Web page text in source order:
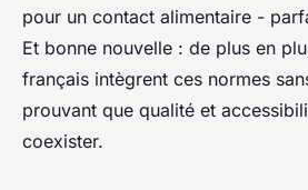
pour un contact alimentaire -
Et bonne nouvelle : de plus en
français intègrent ces normes
prouvant que qualité et
coexister.